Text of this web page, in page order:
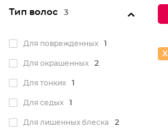
Тип волос 3
Для поврежденных 1
Для окрашенных 2
Для тонких 1
Для седых 1
Для лишенных блеска 2